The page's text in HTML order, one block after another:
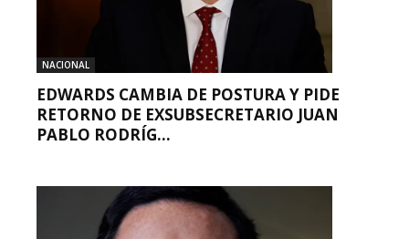
NACIONAL
EDWARDS CAMBIA DE POSTURA Y PIDE
RETORNO DE EXSUBSECRETARIO JUAN
PABLO RODRÍG...